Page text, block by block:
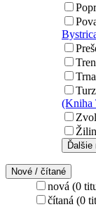
(Kniha
Ďalšie
Nové / čítané
nová (0
čítaná (0